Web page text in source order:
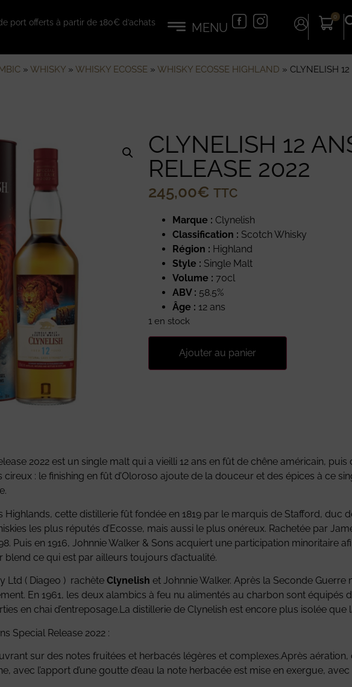
port offerts à partir de 180€ d’achats
0
» WHISKY» WHISKY ECOSSE» WHISKY ECOSSE HIGHLAND » CLYNELISH
CLYNELISH 12
RELEASE 2022
245,00€ TTC
Marque : Clynelish
Classification : Scotch Whisky
Région : Highland
Style : Single Malt
Volume : 70cl
ABV : 58.5%
Âge : 12 ans
1 en stock
Ajouter au panier
2022 est un single malt qui a vieilli 12 ans en fût de chêne américain,
: le finishing en fût d’Oloroso ajoute de la douceur et des épices à ce
Highlands, cette distillerie fût fondée en 1819 par le marquis de Stafford, duc
les plus réputés d’Ecosse, mais aussi le plus onéreux. Rachetée par
Puis en 1916, Johnnie Walker & Sons acquiert une participation minoritaire
blend ce qui est par ailleurs toujours d’actualité.
Ltd ( Diageo ) rachète Clynelish et Johnnie Walker. Après la Seconde
En 1961, les deux alambics à feu nu alimentés au charbon sont équipés
en chai d’entreposage.La distillerie de Clynelish est encore plus isolée
Special Release 2022 :
sur des notes fruitées et herbacés légères et complexes.Après
avec l’apport d’une goutte d’eau la note herbacée est mise en exergue,